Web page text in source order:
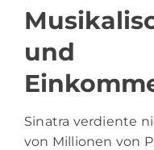
und
Sinatra verdiente
von Millionen von